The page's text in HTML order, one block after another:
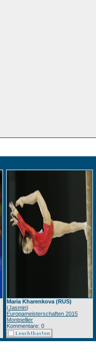
Maria Kharenkova (RUS)
(Jasmin)
Europameisterschaften 2015
Montpellier
Kommentare: 0